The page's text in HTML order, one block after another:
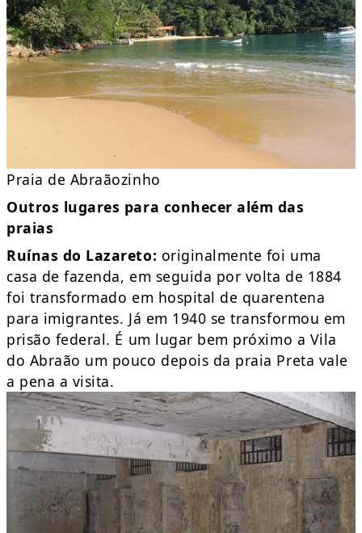
Praia de Abraãozinho
Outros lugares para conhecer além das
praias
Ruínas do Lazareto: originalmente foi uma
casa de fazenda, em seguida por volta de 1884
foi transformado em hospital de quarentena
para imigrantes. Já em 1940 se transformou em
prisão federal. É um lugar bem próximo a Vila
do Abraão um pouco depois da praia Preta vale
a pena a visita.